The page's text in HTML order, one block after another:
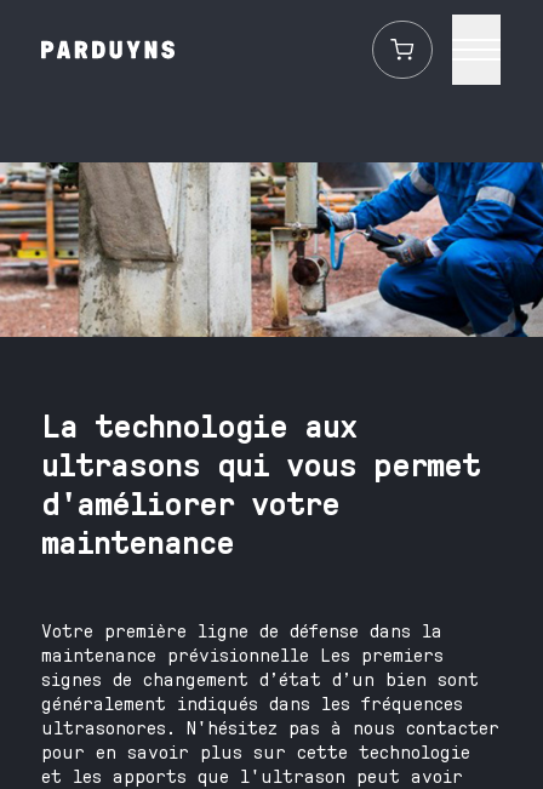
La technologie aux
ultrasons qui vous permet
d'améliorer votre
maintenance
Votre première ligne de défense dans la
maintenance prévisionnelle Les premiers
signes de changement d’état d’un bien sont
généralement indiqués dans les fréquences
ultrasonores. N'hésitez pas à nous contacter
pour en savoir plus sur cette technologie
et les apports que l'ultrason peut avoir